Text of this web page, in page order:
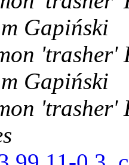
Gapiński
'trasher'
Gapiński
'trasher'